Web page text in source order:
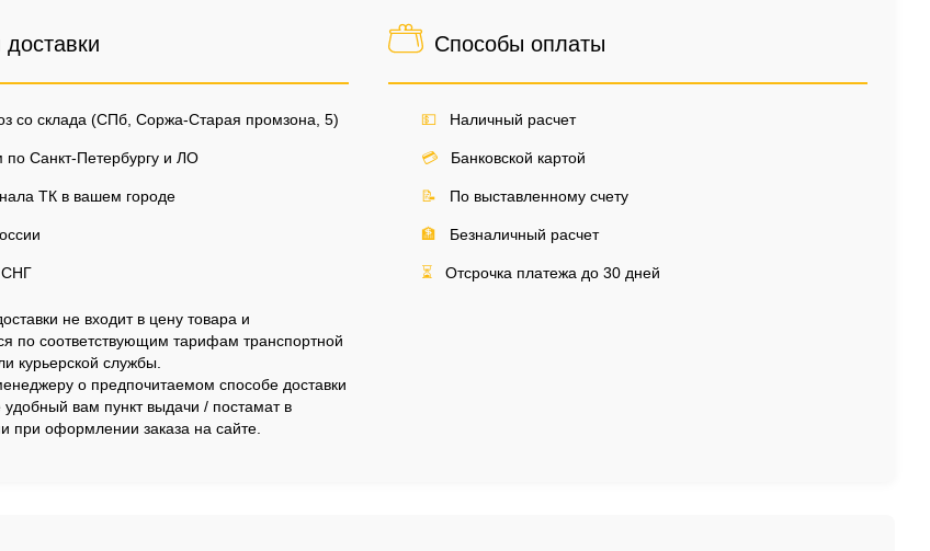
со склада (СПб, Соржа-Старая промзона, 5)
по Санкт-Петербургу и ЛО
ТК в вашем городе
СНГ
не входит в цену товара и
по соответствующим тарифам транспортной
курьерской службы.
о предпочитаемом способе доставки
удобный вам пункт выдачи / постамат в
при оформлении заказа на сайте.
Способы оплаты
💵 Наличный расчет
💳 Банковской картой
📝 По выставленному счету
🏦 Безналичный расчет
⏳ Отсрочка платежа до 30 дней